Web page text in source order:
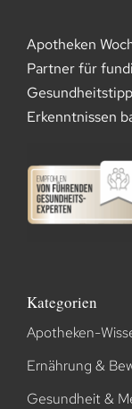
Apotheken
Partner für
Erkenntnissen
Kategorien
Apotheken-
Ernährung &
Gesundheit &